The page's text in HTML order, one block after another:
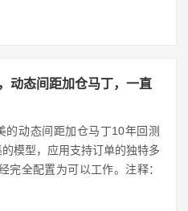
动态间距加仓马丁，一直
的动态间距加仓马丁10年回测
模型，应用支持订单的独特多
完全配置为可以工作。注释：